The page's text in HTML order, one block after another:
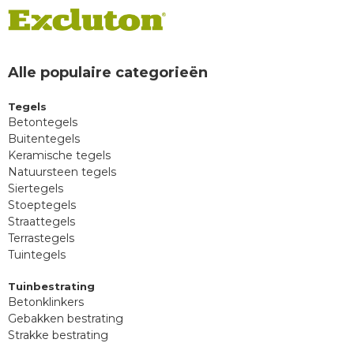
Alle populaire categorieën
Tegels
Betontegels
Buitentegels
Keramische tegels
Natuursteen tegels
Siertegels
Stoeptegels
Straattegels
Terrastegels
Tuintegels
Tuinbestrating
Betonklinkers
Gebakken bestrating
Strakke bestrating